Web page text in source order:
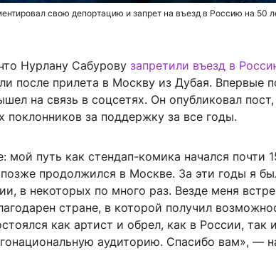
свою депортацию и запрет на въезд в Россию на 50
Нурлану Сабурову запретили въезд в
после прилета в Москву из Дубая. Впервые
на связь в соцсетях. Он опубликовал пост,
поклонников за поддержку за все годы.
мой путь как стендап-комика начался почти
позже продолжился в Москве. За эти годы я
в некоторых по много раз. Везде меня
стране, в которой получил
как артист и обрел, как в России, так
аудиторию. Спасибо вам», —